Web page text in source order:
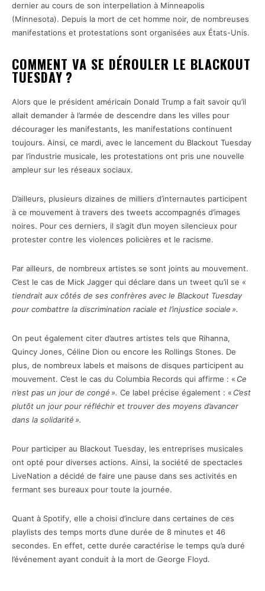
dernier au cours de son interpellation à Minneapolis
(Minnesota). Depuis la mort de cet homme noir, de nombreuses
manifestations et protestations sont organisées aux États-Unis.
COMMENT VA SE DÉROULER LE BLACKOUT
TUESDAY ?
Alors que le président américain Donald Trump a fait savoir qu’il
allait demander à l’armée de descendre dans les villes pour
décourager les manifestants, les manifestations continuent
toujours. Ainsi, ce mardi, avec le lancement du Blackout Tuesday
par l’industrie musicale, les protestations ont pris une nouvelle
ampleur sur les réseaux sociaux.
D’ailleurs, plusieurs dizaines de milliers d’internautes participent
à ce mouvement à travers des tweets accompagnés d’images
noires. Pour ces derniers, il s’agit d’un moyen silencieux pour
protester contre les violences policières et le racisme.
Par ailleurs, de nombreux artistes se sont joints au mouvement.
C’est le cas de Mick Jagger qui déclare dans un tweet qu’il se «
tiendrait aux côtés de ses confrères avec le Blackout Tuesday
pour combattre la discrimination raciale et l’injustice sociale ».
On peut également citer d’autres artistes tels que Rihanna,
Quincy Jones, Céline Dion ou encore les Rollings Stones. De
plus, de nombreux labels et maisons de disques participent au
mouvement. C’est le cas du Columbia Records qui affirme : « Ce
n’est pas un jour de congé ». Ce label précise également : « C’est
plutôt un jour pour réfléchir et trouver des moyens d’avancer
dans la solidarité ».
Pour participer au Blackout Tuesday, les entreprises musicales
ont opté pour diverses actions. Ainsi, la société de spectacles
LiveNation a décidé de faire une pause dans ses activités en
fermant ses bureaux pour toute la journée.
Quant à Spotify, elle a choisi d’inclure dans certaines de ces
playlists des temps morts d’une durée de 8 minutes et 46
secondes. En effet, cette durée caractérise le temps qu’a duré
l’événement ayant conduit à la mort de George Floyd.